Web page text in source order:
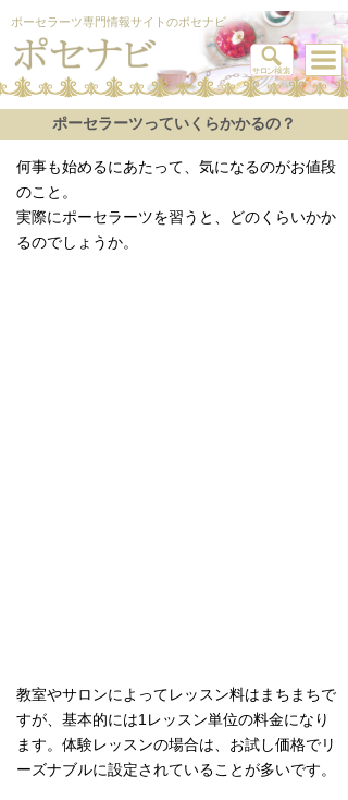
ポーセラーツ専門情報サイトのポセナビ
ポーセラーツっていくらかかるの？
何事も始めるにあたって、気になるのがお値段
のこと。
実際にポーセラーツを習うと、どのくらいかか
るのでしょうか。
教室やサロンによってレッスン料はまちまちで
すが、基本的には1レッスン単位の料金になり
ます。体験レッスンの場合は、お試し価格でリ
ーズナブルに設定されていることが多いです。